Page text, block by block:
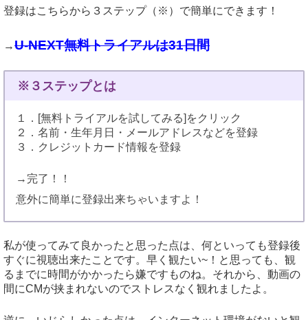
登録はこちらから３ステップ（※）で簡単にできます！
→U-NEXT無料トライアルは31日間
※３ステップとは
１．[無料トライアルを試してみる]をクリック
２．名前・生年月日・メールアドレスなどを登録
３．クレジットカード情報を登録
→完了！！
意外に簡単に登録出来ちゃいますよ！
私が使ってみて良かったと思った点は、何といっても登録後
すぐに視聴出来たことです。早く観たい~！と思っても、観
るまでに時間がかかったら嫌ですものね。それから、動画の
間にCMが挟まれないのでストレスなく観れましたよ。